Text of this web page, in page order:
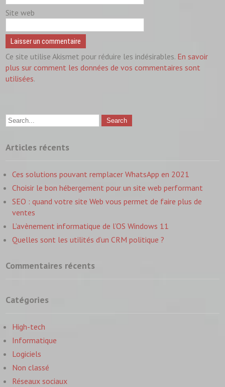
Site web
Ce site utilise Akismet pour réduire les indésirables. En savoir
plus sur comment les données de vos commentaires sont
utilisées.
Articles récents
Ces solutions pouvant remplacer WhatsApp en 2021
Choisir le bon hébergement pour un site web performant
SEO : quand votre site Web vous permet de faire plus de
ventes
L’avènement informatique de l’OS Windows 11
Quelles sont les utilités d’un CRM politique ?
Commentaires récents
Catégories
High-tech
Informatique
Logiciels
Non classé
Réseaux sociaux